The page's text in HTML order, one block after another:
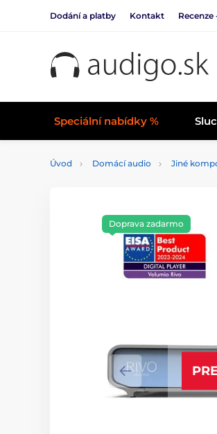
Dodání a platby Kontakt
Speciální nabídky %
Úvod Domácí audio Jiné
Doprava zadarmo